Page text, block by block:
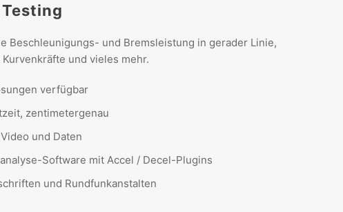
Beschleunigungs- und Bremsleistung in gerader Linie,
und vieles mehr.
verfügbar
zentimetergenau
und Daten
Software mit Accel / Decel-Plugins
und Rundfunkanstalten